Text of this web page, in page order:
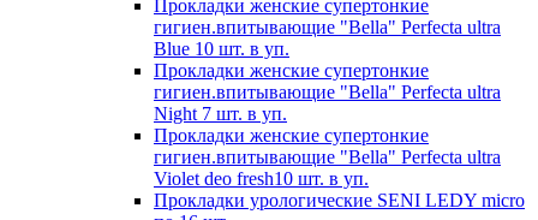
Прокладки женские супертонкие
гигиен.впитывающие "Bella" Perfecta ultra
Blue 10 шт. в уп.
Прокладки женские супертонкие
гигиен.впитывающие "Bella" Perfecta ultra
Night 7 шт. в уп.
Прокладки женские супертонкие
гигиен.впитывающие "Bella" Perfecta ultra
Violet deo fresh10 шт. в уп.
Прокладки урологические SENI LEDY micro